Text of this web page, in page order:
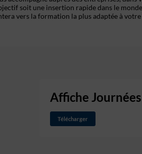
soit une insertion rapide dans le
vers la formation la plus adaptée à
Affiche
Télécharger